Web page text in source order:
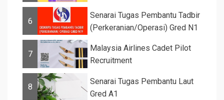
6
Senarai Tugas Pembantu Tadbir
(Perkeranian/Operasi) Gred N1
7
Malaysia Airlines Cadet Pilot
Recruitment
8
Senarai Tugas Pembantu Laut
Gred A1